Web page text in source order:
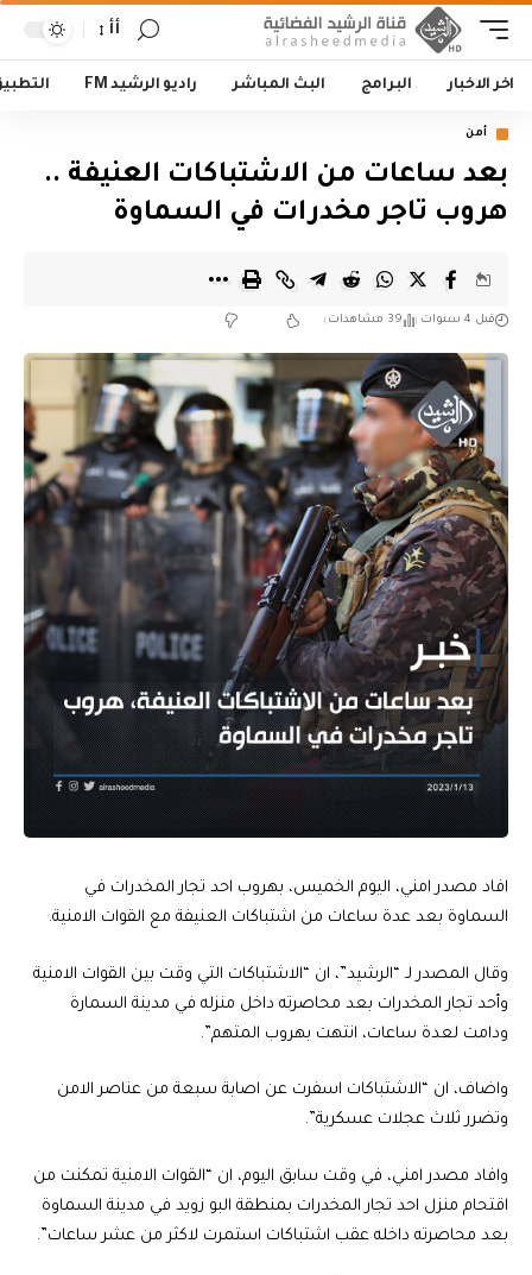
أأ
اخر الاخبار البرامج البث المباشر راديو الرشيد FM
أمن
بعد ساعات من الاشتباكات العنيفة ..
هروب تاجر مخدرات في السماوة
قبل 4 سنوات 39 مشاهدات
افاد مصدر امني، اليوم الخميس، بهروب احد تجار المخدرات في
السماوة بعد عدة ساعات من اشتباكات العنيفة مع القوات الامنية.
وقال المصدر لـ “الرشيد”، ان “الاشتباكات التي وقت بين القوات الامنية
وأحد تجار المخدرات بعد محاصرته داخل منزله في مدينة السمارة
ودامت لعدة ساعات، انتهت بهروب المتهم”.
واضاف، ان “الاشتباكات اسفرت عن اصابة سبعة من عناصر الامن
وتضرر ثلاث عجلات عسكرية”.
وافاد مصدر امني، في وقت سابق اليوم، ان “القوات الامنية تمكنت من
اقتحام منزل احد تجار المخدرات بمنطقة البو زويد في مدينة السماوة
بعد محاصرته داخله عقب اشتباكات استمرت لاكثر من عشر ساعات”.